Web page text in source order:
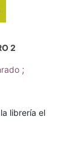
2
;
librería el